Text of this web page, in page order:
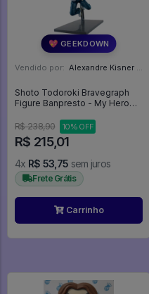
💖 GEEKDOWN
Vendido por: Alexandre Kisner - PR
Shoto Todoroki Bravegraph
Figure Banpresto - My Hero
R$ 238,90
10% OFF
R$ 215,01
4x R$ 53,75 sem juros
Frete Grátis
Carrinho